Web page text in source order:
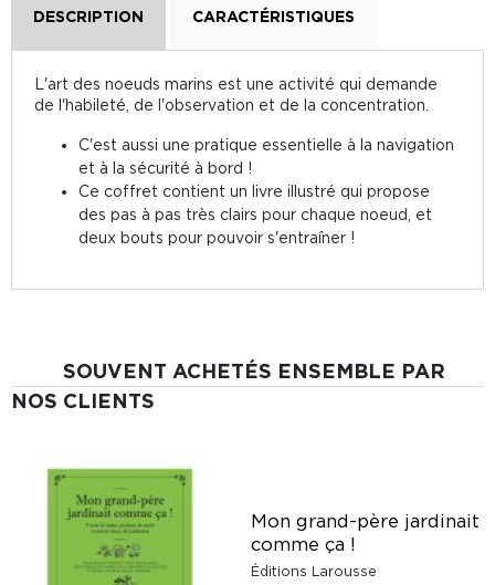
DESCRIPTION CARACTÉRISTIQUES
L'art des noeuds marins est une activité qui demande
de l'habileté, de l'observation et de la concentration.
C'est aussi une pratique essentielle à la navigation
et à la sécurité à bord !
Ce coffret contient un livre illustré qui propose
des pas à pas très clairs pour chaque noeud, et
deux bouts pour pouvoir s'entraîner !
SOUVENT ACHETÉS ENSEMBLE PAR
NOS CLIENTS
Mon grand-père jardinait
comme ça !
Éditions Larousse